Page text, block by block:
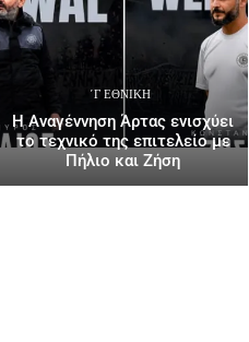
΄Γ ΕΘΝΙΚΉ
Η Αναγέννηση Άρτας ενισχύει
το τεχνικό της επιτελείο με
Πήλιο και Ζήση